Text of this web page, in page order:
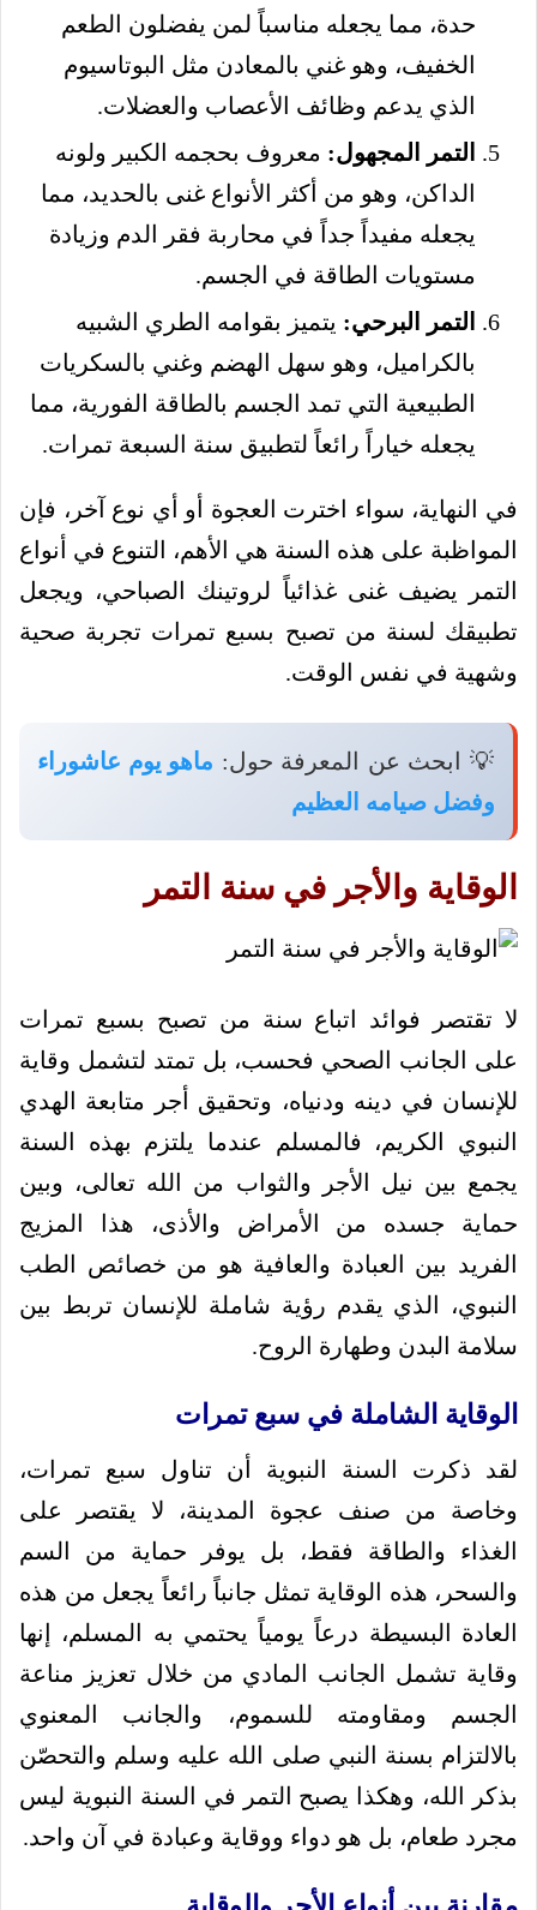
حدة، مما يجعله مناسباً لمن يفضلون الطعم
الخفيف، وهو غني بالمعادن مثل البوتاسيوم
الذي يدعم وظائف الأعصاب والعضلات.
التمر المجهول: معروف بحجمه الكبير ولونه
الداكن، وهو من أكثر الأنواع غنى بالحديد، مما
يجعله مفيداً جداً في محاربة فقر الدم وزيادة
مستويات الطاقة في الجسم.
التمر البرحي: يتميز بقوامه الطري الشبيه
بالكراميل، وهو سهل الهضم وغني بالسكريات
الطبيعية التي تمد الجسم بالطاقة الفورية، مما
يجعله خياراً رائعاً لتطبيق سنة السبعة تمرات.
في النهاية، سواء اخترت العجوة أو أي نوع آخر، فإن
المواظبة على هذه السنة هي الأهم، التنوع في أنواع
التمر يضيف غنى غذائياً لروتينك الصباحي، ويجعل
تطبيقك لسنة من تصبح بسبع تمرات تجربة صحية
وشهية في نفس الوقت.
💡 ابحث عن المعرفة حول: ماهو يوم عاشوراء
وفضل صيامه العظيم
الوقاية والأجر في سنة التمر
لا تقتصر فوائد اتباع سنة من تصبح بسبع تمرات
على الجانب الصحي فحسب، بل تمتد لتشمل وقاية
للإنسان في دينه ودنياه، وتحقيق أجر متابعة الهدي
النبوي الكريم، فالمسلم عندما يلتزم بهذه السنة
يجمع بين نيل الأجر والثواب من الله تعالى، وبين
حماية جسده من الأمراض والأذى، هذا المزيج
الفريد بين العبادة والعافية هو من خصائص الطب
النبوي، الذي يقدم رؤية شاملة للإنسان تربط بين
سلامة البدن وطهارة الروح.
الوقاية الشاملة في سبع تمرات
لقد ذكرت السنة النبوية أن تناول سبع تمرات،
وخاصة من صنف عجوة المدينة، لا يقتصر على
الغذاء والطاقة فقط، بل يوفر حماية من السم
والسحر، هذه الوقاية تمثل جانباً رائعاً يجعل من هذه
العادة البسيطة درعاً يومياً يحتمي به المسلم، إنها
وقاية تشمل الجانب المادي من خلال تعزيز مناعة
الجسم ومقاومته للسموم، والجانب المعنوي
بالالتزام بسنة النبي صلى الله عليه وسلم والتحصّن
بذكر الله، وهكذا يصبح التمر في السنة النبوية ليس
مجرد طعام، بل هو دواء ووقاية وعبادة في آن واحد.